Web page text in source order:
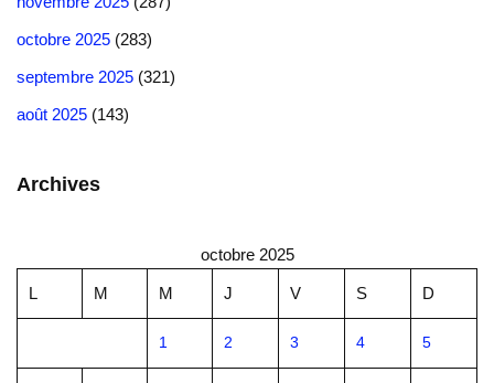
octobre 2025 (283)
septembre 2025 (321)
août 2025 (143)
Archives
octobre 2025
L M M J V S D
1 2 3 4 5